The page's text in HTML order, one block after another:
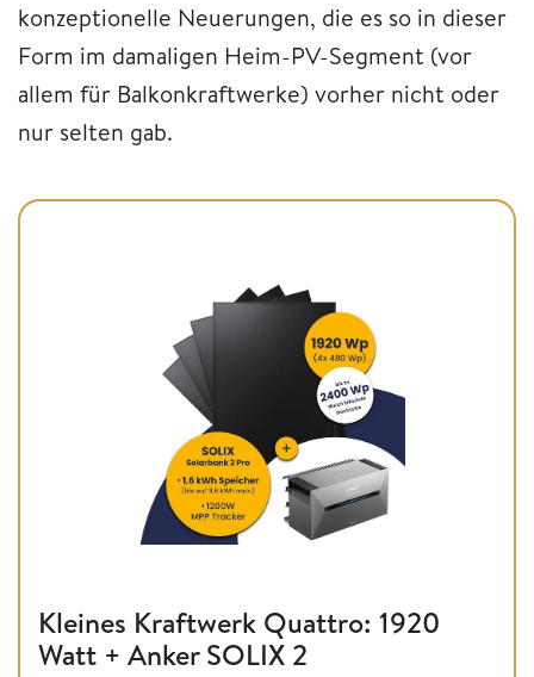
konzeptionelle Neuerungen, die es so in dieser
Form im damaligen Heim-PV-Segment (vor
allem für Balkonkraftwerke) vorher nicht oder
nur selten gab.
Kleines Kraftwerk Quattro: 1920
Watt + Anker SOLIX 2